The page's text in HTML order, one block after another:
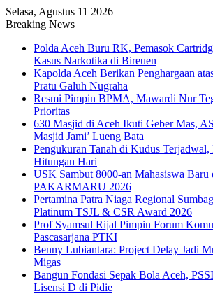
Selasa, Agustus 11 2026
Breaking News
Polda Aceh Buru RK, Pemasok
Kasus Narkotika di Bireuen
Kapolda Aceh Berikan Penghargaan
Pratu Galuh Nugraha
Resmi Pimpin BPMA, Mawardi Nur
Prioritas
630 Masjid di Aceh Ikuti Geber Mas,
Masjid Jami’ Lueng Bata
Pengukuran Tanah di Kudus
Hitungan Hari
USK Sambut 8000-an Mahasiswa Baru
PAKARMARU 2026
Pertamina Patra Niaga Regional
Platinum TSJL & CSR Award 2026
Prof Syamsul Rijal Pimpin Forum
Pascasarjana PTKI
Benny Lubiantara: Project Delay Jadi
Migas
Bangun Fondasi Sepak Bola Aceh,
Lisensi D di Pidie